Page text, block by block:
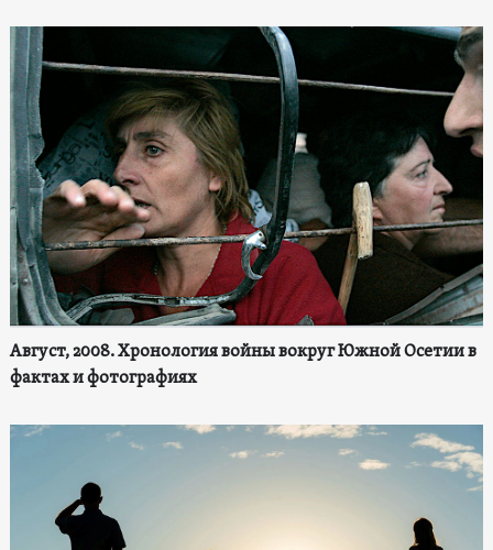
Август, 2008. Хронология войны вокруг Южной Осетии в
фактах и фотографиях